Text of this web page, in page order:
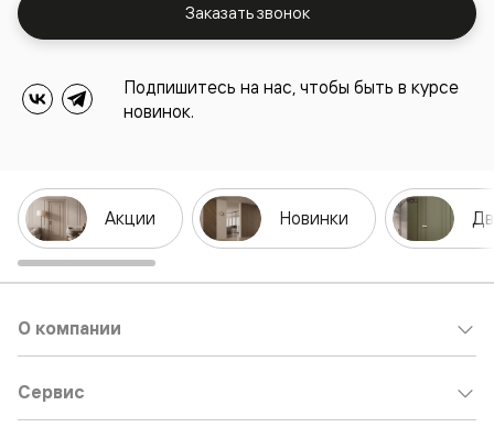
Заказать звонок
Подпишитесь на нас, чтобы быть в курсе
новинок.
Акции Новинки
О компании
Сервис